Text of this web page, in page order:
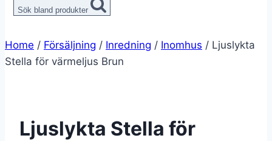
Sök bland produkter
Home / Försäljning / Inredning / Inomhus / Ljuslykta
Stella för värmeljus Brun
Ljuslykta Stella för